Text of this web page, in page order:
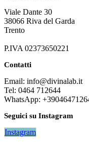
Viale Dante 30
38066 Riva del Garda
Trento
P.IVA 02373650221
Contatti
Email: info@divinalab.it
Tel: 0464 712644
WhatsApp:
Seguici su Instagram
Instagram